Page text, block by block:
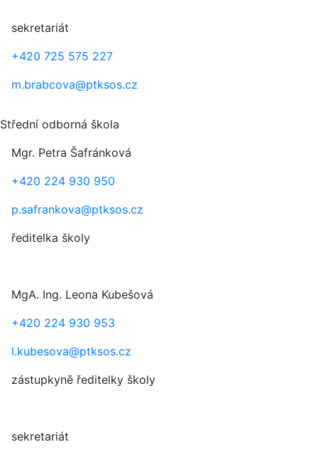
sekretariát
+420 725 575 227
m.brabcova@ptksos.cz
Střední odborná škola
Mgr. Petra Šafránková
+420 224 930 950
p.safrankova@ptksos.cz
ředitelka školy
MgA. Ing. Leona Kubešová
+420 224 930 953
l.kubesova@ptksos.cz
zástupkyně ředitelky školy
sekretariát